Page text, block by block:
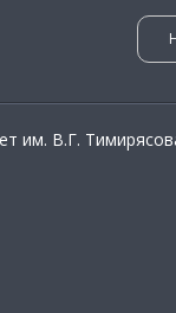
им. В.Г.